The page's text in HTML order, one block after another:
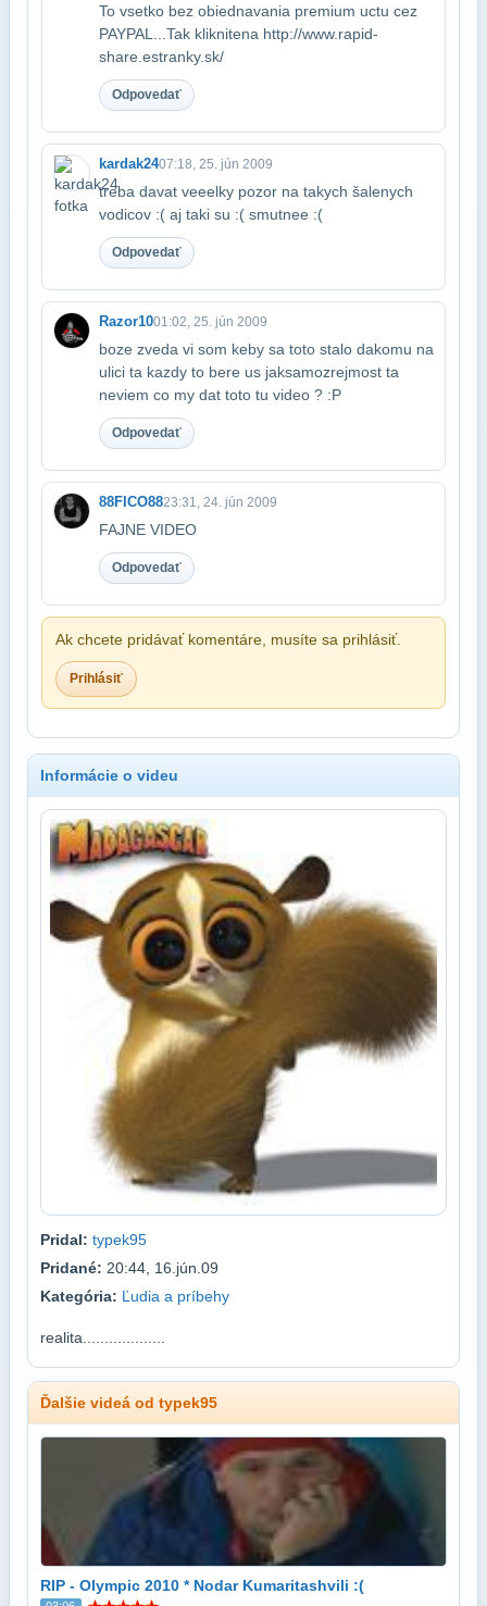
To vsetko bez obiednavania premium uctu cez
PAYPAL...Tak kliknite​na http://www.rapid-
share.estranky.sk/
Odpovedať
kardak2407:18, 25. jún 2009
treba davat veeelky pozor na takych šalenych
vodicov :( aj taki su :( smutnee :(
Odpovedať
Razor1001:02, 25. jún 2009
boze zveda vi som keby sa toto stalo dakomu na
ulici ta kazdy to bere us jak​samozrejmost ta
neviem co my dat toto tu video ? :P
Odpovedať
88FICO8823:31, 24. jún 2009
FAJNE VIDEO
Odpovedať
Ak chcete pridávať komentáre, musíte sa prihlásiť.
Prihlásiť
Informácie o videu
Pridal: typek95
Pridané: 20:44, 16.jún.09
Kategória: Ľudia a príbehy
realita...................
Ďalšie videá od typek95
RIP - Olympic 2010 * Nodar Kumaritashvili :(